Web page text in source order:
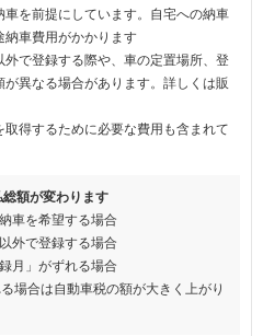
を前提にしています。自宅への納車
納車費用がかかります
で登録する際や、車の定置場所、登
異なる場合があります。詳しくは販
得するために必要な費用も含まれて
総額が変わります
車を希望する場合
外で登録する場合
月」がずれる場合
場合は自動車税の額が大きく上がり